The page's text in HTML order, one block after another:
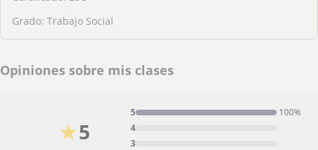
Grado: Trabajo Social
Opiniones sobre mis clases
5
★ 3
4
5 100%